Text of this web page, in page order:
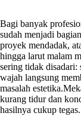
Bagi banyak
sudah menjadi
proyek mendadak,
hingga larut malam
sering tidak
wajah langsung
masalah
kurang tidur dan
hasilnya cukup tegas.